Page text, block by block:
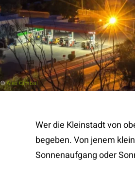
©Alex Cimbal
Wer die Kleinstadt von
begeben. Von jenem
Sonnenaufgang oder